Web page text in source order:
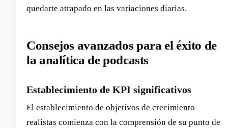
quedarte atrapado en las variaciones diarias.
Consejos avanzados para el éxito de
la analítica de podcasts
Establecimiento de KPI significativos
El establecimiento de objetivos de crecimiento
realistas comienza con la comprensión de su punto de